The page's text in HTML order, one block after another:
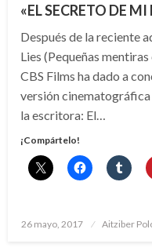
«EL SECRETO DE
Después de la reciente
Lies (Pequeñas
CBS Films ha dado a
versión cinematográfica
la escritora: El…
¡Compártelo!
Publicado
26 mayo, 2017 Aitziber